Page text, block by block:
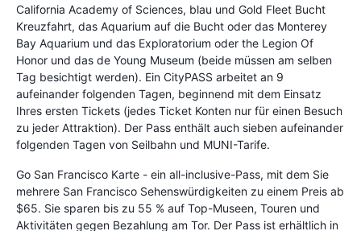
California Academy of Sciences, blau und Gold Fleet Bucht
Kreuzfahrt, das Aquarium auf die Bucht oder das Monterey
Bay Aquarium und das Exploratorium oder the Legion Of
Honor und das de Young Museum (beide müssen am selben
Tag besichtigt werden). Ein CityPASS arbeitet an 9
aufeinander folgenden Tagen, beginnend mit dem Einsatz
Ihres ersten Tickets (jedes Ticket Konten nur für einen Besuch
zu jeder Attraktion). Der Pass enthält auch sieben aufeinander
folgenden Tagen von Seilbahn und MUNI-Tarife.
Go San Francisco Karte - ein all-inclusive-Pass, mit dem Sie
mehrere San Francisco Sehenswürdigkeiten zu einem Preis ab
$65. Sie sparen bis zu 55 % auf Top-Museen, Touren und
Aktivitäten gegen Bezahlung am Tor. Der Pass ist erhältlich in